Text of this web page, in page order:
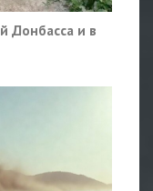
Донбасса и в